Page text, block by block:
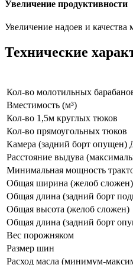
Увеличение продуктивности
Увеличение надоев и качества
Технические
Кол-во молотильных
Вместимость (м³)
Кол-во 1,5м круглых тюков
Кол-во прямоугольных тюков
Камера (задний борт
Расстояние выдува
Минимальная мощность
Общая ширина (желоб сложен)
Общая длина (задний борт
Общая высота (желоб сложен)
Общая длина (задний борт
Вес порожняком
Размер шин
Расход масла (минимум-